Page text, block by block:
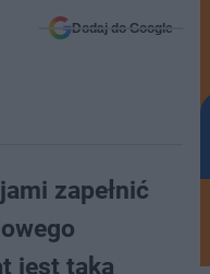
Dodaj do Google
zapełnić
jest taka